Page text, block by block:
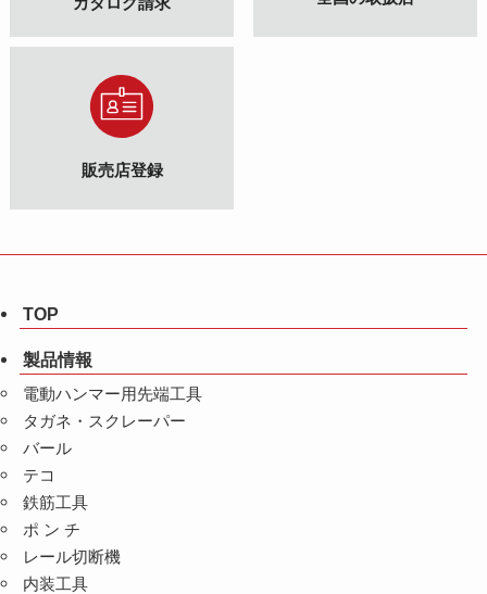
カタログ請求
販売店登録
TOP
製品情報
電動ハンマー用先端工具
タガネ・スクレーパー
バール
テコ
鉄筋工具
ポ ン チ
レール切断機
内装工具